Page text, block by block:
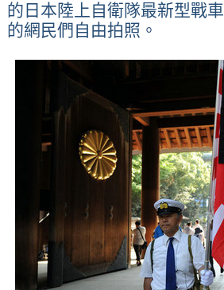
的日本陸上自衛隊最新型戰
的網民們自由拍照。